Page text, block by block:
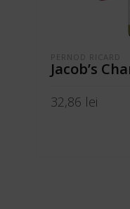
PERNOD RICARD
Jacob’s
32,86 lei